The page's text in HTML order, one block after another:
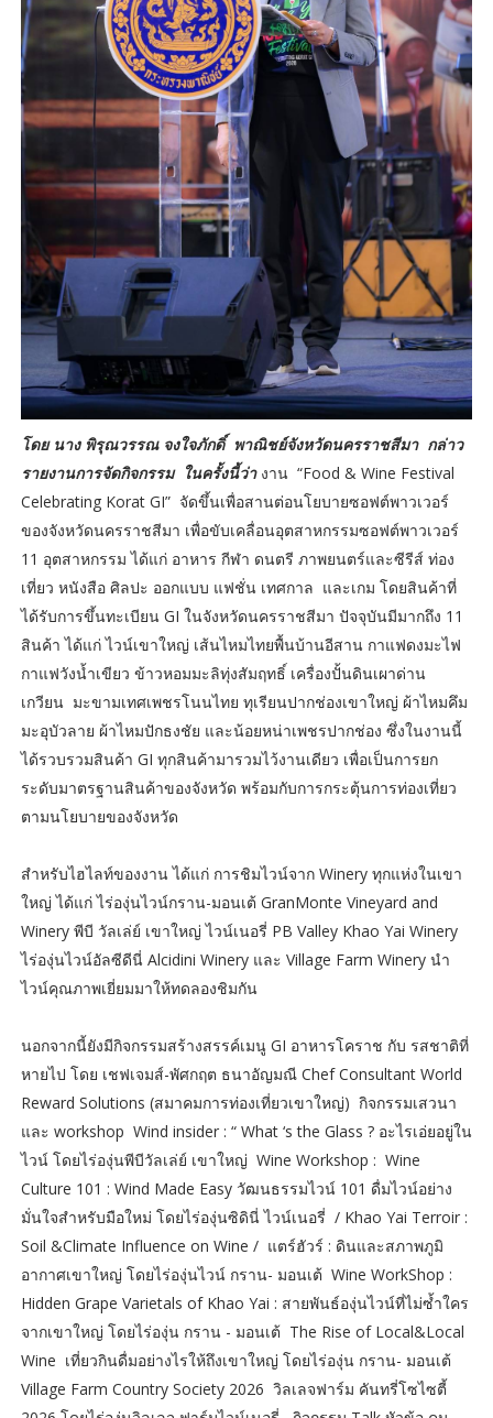
โดย นาง พิรุณวรรณ จงใจภักดิ์ พาณิชย์จังหวัดนครราชสีมา กล่าว
รายงานการจัดกิจกรรม ในครั้งนี้ว่างาน “Food & Wine Festival
Celebrating Korat GI” จัดขึ้นเพื่อสานต่อนโยบายซอฟต์พาวเวอร์
ของจังหวัดนครราชสีมา เพื่อขับเคลื่อนอุตสาหกรรมซอฟต์พาวเวอร์
11 อุตสาหกรรม ได้แก่ อาหาร กีฬา ดนตรี ภาพยนตร์และซีรีส์ ท่อง
เที่ยว หนังสือ ศิลปะ ออกแบบ แฟชั่น เทศกาล และเกม โดยสินค้าที่
ได้รับการขึ้นทะเบียน GI ในจังหวัดนครราชสีมา ปัจจุบันมีมากถึง 11
สินค้า ได้แก่ ไวน์เขาใหญ่ เส้นไหมไทยพื้นบ้านอีสาน กาแฟดงมะไฟ
กาแฟวังน้ำเขียว ข้าวหอมมะลิทุ่งสัมฤทธิ์ เครื่องปั้นดินเผาด่าน
เกวียน มะขามเทศเพชรโนนไทย ทุเรียนปากช่องเขาใหญ่ ผ้าไหมคึม
มะอุบัวลาย ผ้าไหมปักธงชัย และน้อยหน่าเพชรปากช่อง ซึ่งในงานนี้
ได้รวบรวมสินค้า GI ทุกสินค้ามารวมไว้งานเดียว เพื่อเป็นการยก
ระดับมาตรฐานสินค้าของจังหวัด พร้อมกับการกระตุ้นการท่องเที่ยว
ตามนโยบายของจังหวัด
สำหรับไฮไลท์ของงาน ได้แก่ การชิมไวน์จาก Winery ทุกแห่งในเขา
ใหญ่ ได้แก่ ไร่องุ่นไวน์กราน-มอนเต้ GranMonte Vineyard and
Winery พีบี วัลเล่ย์ เขาใหญ่ ไวน์เนอรี่ PB Valley Khao Yai Winery
ไร่องุ่นไวน์อัลซีดีนี่ Alcidini Winery และ Village Farm Winery นำ
ไวน์คุณภาพเยี่ยมมาให้ทดลองชิมกัน
นอกจากนี้ยังมีกิจกรรมสร้างสรรค์เมนู GI อาหารโคราช กับ รสชาติที่
หายไป โดย เชฟเจมส์-พัศกฤต ธนาอัญมณี Chef Consultant World
Reward Solutions (สมาคมการท่องเที่ยวเขาใหญ่) กิจกรรมเสวนา
และ workshop Wind insider : “ What ‘s the Glass ? อะไรเอ่ยอยู่ใน
ไวน์ โดยไร่องุ่นพีบีวัลเล่ย์ เขาใหญ่ Wine Workshop : Wine
Culture 101 : Wind Made Easy วัฒนธรรมไวน์ 101 ดื่มไวน์อย่าง
มั่นใจสำหรับมือใหม่ โดยไร่องุ่นซิดินี่ ไวน์เนอรี่ / Khao Yai Terroir :
Soil &Climate Influence on Wine / แตร์ฮัวร์ : ดินและสภาพภูมิ
อากาศเขาใหญ่ โดยไร่องุ่นไวน์ กราน- มอนเต้ Wine WorkShop :
Hidden Grape Varietals of Khao Yai : สายพันธ์องุ่นไวน์ที่ไม่ซ้ำใคร
จากเขาใหญ่ โดยไร่องุ่น กราน - มอนเต้ The Rise of Local&Local
Wine เที่ยวกินดื่มอย่างไรให้ถึงเขาใหญ่ โดยไร่องุ่น กราน- มอนเต้
Village Farm Country Society 2026 วิลเลจฟาร์ม คันทรี่โซไซตี้